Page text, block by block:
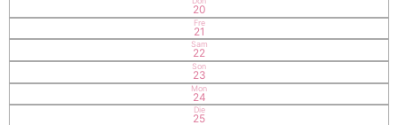
20
Fre
21
Sam
22
Son
23
Mon
24
Die
25